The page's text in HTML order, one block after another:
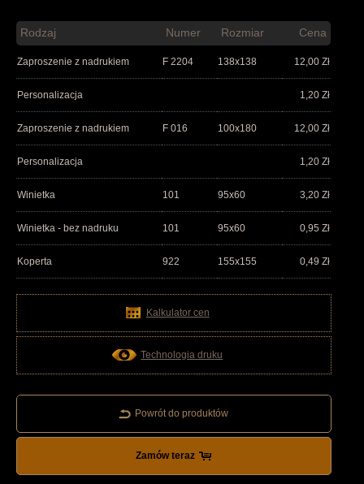
Rodzaj Numer Rozmiar Cena
Zaproszenie z nadrukiem F 2204 138x138 12,00 Zł
Personalizacja 1,20 Zł
Zaproszenie z nadrukiem F 016 100x180 12,00 Zł
Personalizacja 1,20 Zł
Winietka 101 95x60 3,20 Zł
Winietka - bez nadruku 101 95x60 0,95 Zł
Koperta 922 155x155 0,49 Zł
Kalkulator cen
Technologia druku
Powrót do produktów
Zamów teraz